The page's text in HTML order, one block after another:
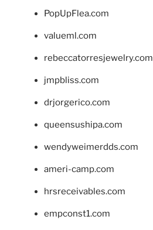
PopUpFlea.com
valueml.com
rebeccatorresjewelry.com
jmpbliss.com
drjorgerico.com
queensushipa.com
wendyweimerdds.com
ameri-camp.com
hrsreceivables.com
empconst1.com